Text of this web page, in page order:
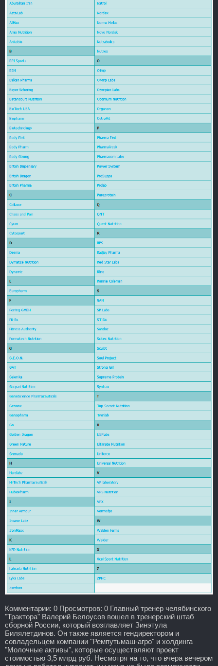
Комментарии: 0 Просмотров: 0 Главный тренер челябинского
"Трактора" Валерий Белоусов вошел в тренерский штаб
сборной России, который возглавляет Зинэтула
Билялетдинов. Он также является гендиректором и
совладельцем компании "Ремпутьмаш-агро" и холдинга
"Молочные активы", которые осуществляют проект
стоимостью 3,5 млрд руб. Несмотря на то, что вчера вечером